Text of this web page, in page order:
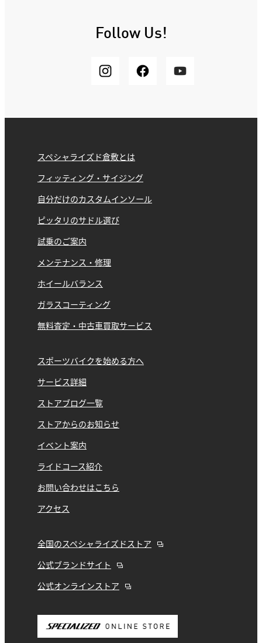
Follow Us!
スペシャライズド倉敷とは
フィッティング・サイジング
自分だけのカスタムインソール
ピッタリのサドル選び
試乗のご案内
メンテナンス・修理
ホイールバランス
ガラスコーティング
無料査定・中古車買取サービス
スポーツバイクを始める方へ
サービス詳細
ストアブログ一覧
ストアからのお知らせ
イベント案内
ライドコース紹介
お問い合わせはこちら
アクセス
全国のスペシャライズドストア
公式ブランドサイト
公式オンラインストア